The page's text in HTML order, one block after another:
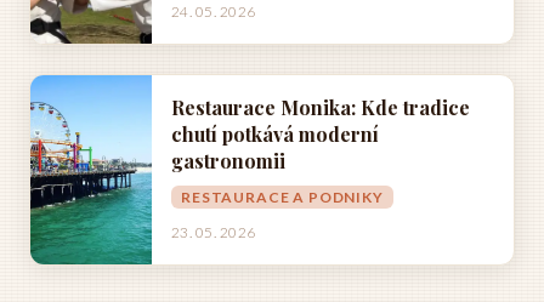
24. 05. 2026
Restaurace Monika: Kde tradice
chutí potkává moderní
gastronomii
RESTAURACE A PODNIKY
23. 05. 2026